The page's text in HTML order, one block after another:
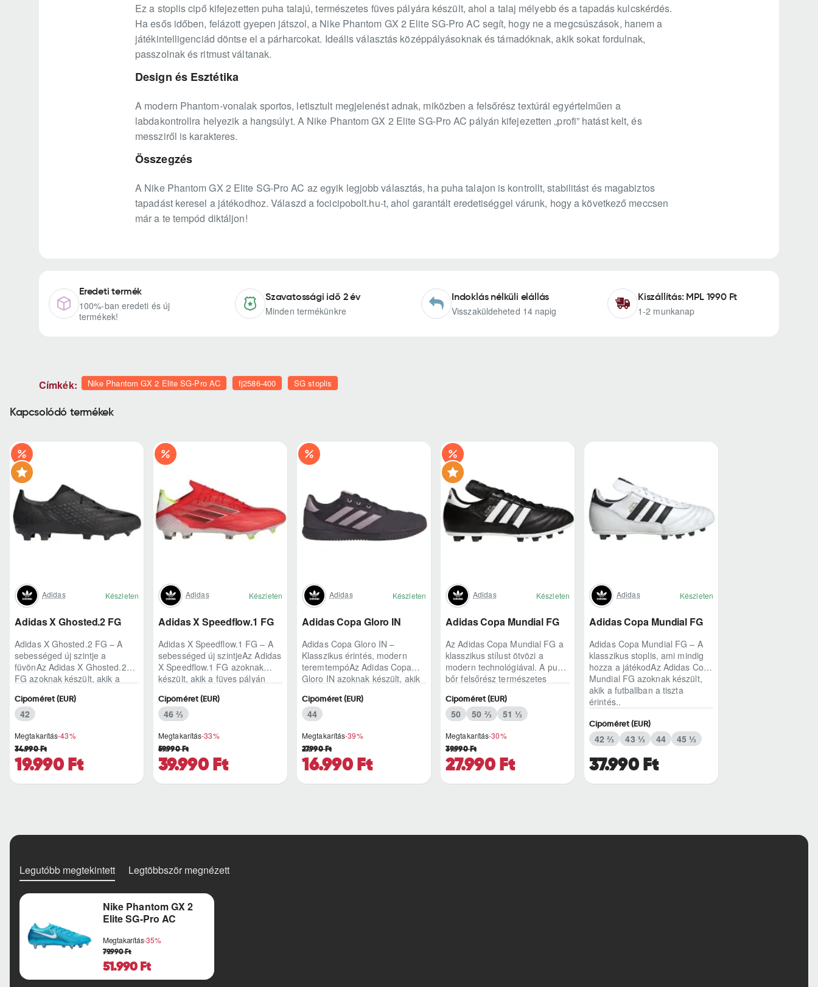
Ez a stoplis cipő kifejezetten puha talajú, természetes füves pályára készült, ahol a talaj mélyebb és a tapadás kulcskérdés.
Ha esős időben, felázott gyepen játszol, a Nike Phantom GX 2 Elite SG-Pro AC segít, hogy ne a megcsúszások, hanem a
játékintelligenciád döntse el a párharcokat. Ideális választás középpályásoknak és támadóknak, akik sokat fordulnak,
passzolnak és ritmust váltanak.
Design és Esztétika
A modern Phantom-vonalak sportos, letisztult megjelenést adnak, miközben a felsőrész textúrái egyértelműen a
labdakontrollra helyezik a hangsúlyt. A Nike Phantom GX 2 Elite SG-Pro AC pályán kifejezetten „profi” hatást kelt, és
messziről is karakteres.
Összegzés
A Nike Phantom GX 2 Elite SG-Pro AC az egyik legjobb választás, ha puha talajon is kontrollt, stabilitást és magabiztos
tapadást keresel a játékodhoz. Válaszd a focicipobolt.hu-t, ahol garantált eredetiséggel várunk, hogy a következő meccsen
már a te tempód diktáljon!
Eredeti termék
100%-ban eredeti és új
termékek!
Szavatossági idő 2 év
Minden termékünkre
Indoklás nélküli elállás
Visszaküldeheted 14 napig
Kiszállítás: MPL 1990 Ft
1-2 munkanap
Címkék: Nike Phantom GX 2 Elite SG-Pro AC fj2586-400 SG stoplis
Kapcsolódó termékek
Adidas Készleten
Adidas X Ghosted.2 FG
Adidas X Ghosted.2 FG – A
sebességed új szintje a
füvönAz Adidas X Ghosted.2
FG azoknak készült, akik a
pillanataiban is azonnal r..
Megtakarítás-43%
19.990 Ft
34.990 Ft
Cipőméret (EUR)
42
Adidas Készleten
Adidas X Speedflow.1 FG
Adidas X Speedflow.1 FG – A
sebességed új szintjeAz Adidas
X Speedflow.1 FG azoknak
készült, akik a füves pályán
ritmust diktál..
Megtakarítás-33%
39.990 Ft
59.990 Ft
Cipőméret (EUR)
46 ⅔
Adidas Készleten
Adidas Copa Gloro IN
Adidas Copa Gloro IN –
Klasszikus érintés, modern
teremtempóAz Adidas Copa
Gloro IN azoknak készült, akik
természetes lab..
Megtakarítás-39%
16.990 Ft
27.990 Ft
Cipőméret (EUR)
44
Adidas Készleten
Adidas Copa Mundial FG
Az Adidas Copa Mundial FG a
klasszikus stílust ötvözi a
modern technológiával. A puha
bőr felsőrész természetes
Könnyített kia..
Megtakarítás-30%
27.990 Ft
39.990 Ft
Cipőméret (EUR)
50 50 ⅔ 51 ⅓
Adidas Készleten
Adidas Copa Mundial FG
Adidas Copa Mundial FG – A
klasszikus stoplis, ami mindig
hozza a játékodAz Adidas Copa
Mundial FG azoknak készült,
akik a futballban a tiszta
érintés..
37.990 Ft
Cipőméret (EUR)
42 ⅔ 43 ⅓ 44 45 ⅓
Legutóbb megtekintett Legtöbbször megnézett
Nike Phantom GX 2
Elite SG-Pro AC
Megtakarítás-35%
51.990 Ft
79.990 Ft